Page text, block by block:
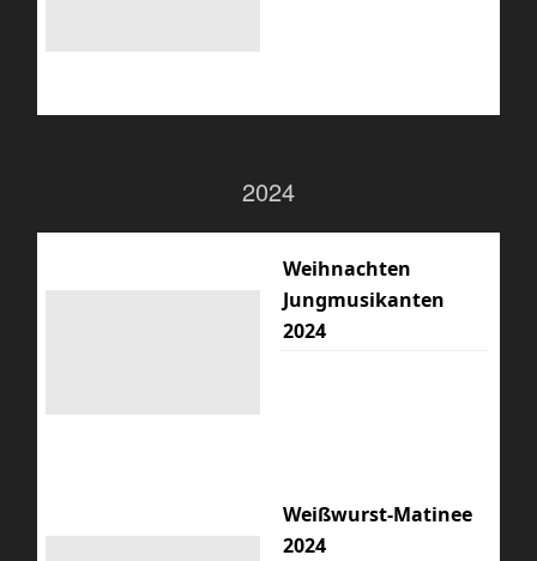
2024
Weihnachten
Jungmusikanten
2024
Weißwurst-Matinee
2024